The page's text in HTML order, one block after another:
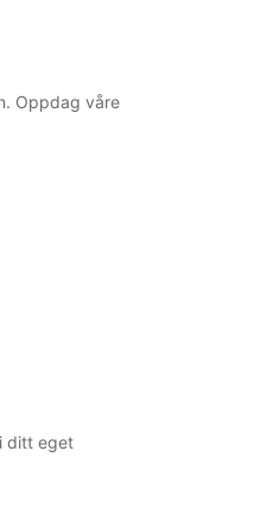
Oppdag våre
ditt eget